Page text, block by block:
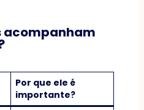
acompanham
Por que ele é
importante?